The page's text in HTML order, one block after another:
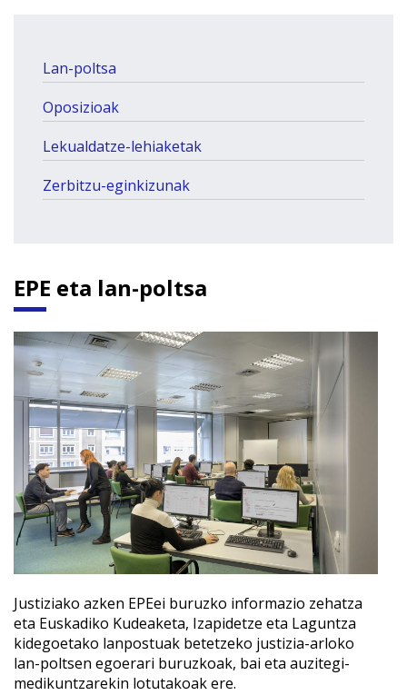
Lan-poltsa
Oposizioak
Lekualdatze-lehiaketak
Zerbitzu-eginkizunak
EPE eta lan-poltsa
Justiziako azken EPEei buruzko informazio zehatza
eta Euskadiko Kudeaketa, Izapidetze eta Laguntza
kidegoetako lanpostuak betetzeko justizia-arloko
lan-poltsen egoerari buruzkoak, bai eta auzitegi-
medikuntzarekin lotutakoak ere.